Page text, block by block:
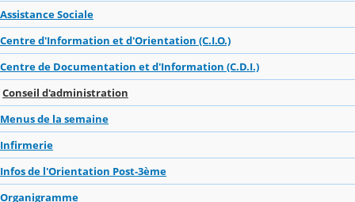
Assistance Sociale
Centre d'Information et d'Orientation (C.I.O.)
Centre de Documentation et d'Information (C.D.I.)
Conseil d'administration
Menus de la semaine
Infirmerie
Infos de l'Orientation Post-3ème
Organigramme